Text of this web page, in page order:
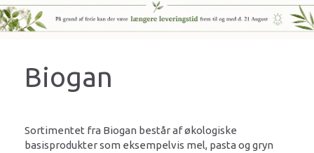
Biogan
Sortimentet fra Biogan består af økologiske
basisprodukter som eksempelvis mel, pasta og gryn